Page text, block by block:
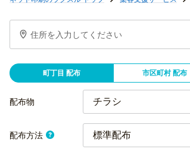
テ
グ
ラ
住所を入力してください
町丁目 配布 市区町村 配布
配布物
配布方法 標準配布